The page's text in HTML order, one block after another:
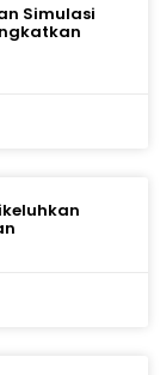
Simulasi